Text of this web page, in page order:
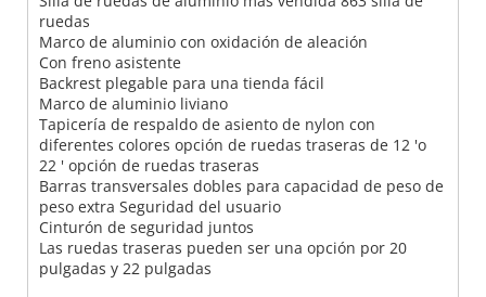
ruedas
Marco de aluminio con oxidación de aleación
Con freno asistente
Backrest plegable para una tienda fácil
Marco de aluminio liviano
Tapicería de respaldo de asiento de nylon con
diferentes colores opción de ruedas traseras de 12 'o
22 ' opción de ruedas traseras
Barras transversales dobles para capacidad de peso de
peso extra Seguridad del usuario
Cinturón de seguridad juntos
Las ruedas traseras pueden ser una opción por 20
pulgadas y 22 pulgadas